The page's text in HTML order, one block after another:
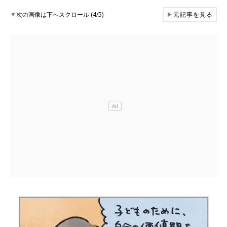
▼次の画像は下へスクロール (4/5) ▶元記事を見る